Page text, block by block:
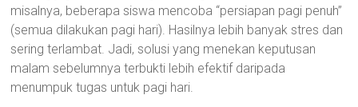
misalnya, beberapa siswa mencoba “persiapan pagi penuh”
(semua dilakukan pagi hari). Hasilnya lebih banyak stres dan
sering terlambat. Jadi, solusi yang menekan keputusan
malam sebelumnya terbukti lebih efektif daripada
menumpuk tugas untuk pagi hari.